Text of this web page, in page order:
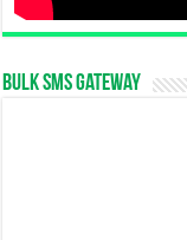
Bulk SMS Gateway